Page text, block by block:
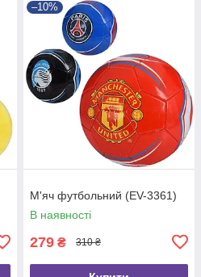
–10%
М'яч футбольний (EV-3361)
В наявності
279 ₴ 310 ₴